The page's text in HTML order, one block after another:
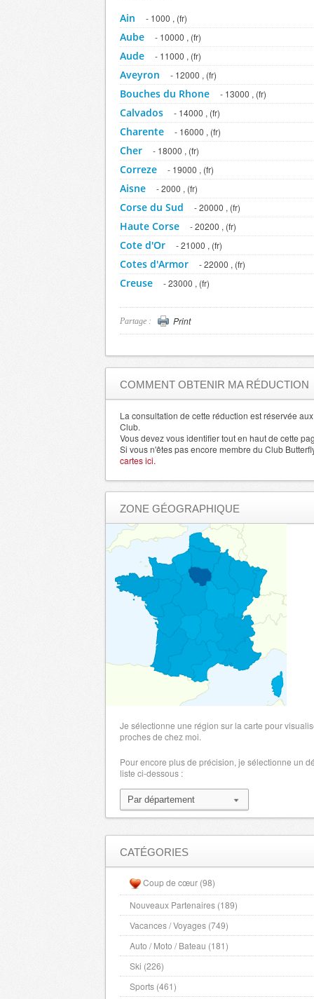
Ain - 1000 , (fr)
Aube - 10000 , (fr)
Aude - 11000 , (fr)
Aveyron - 12000 , (fr)
Bouches du Rhone - 13000 , (fr)
Calvados - 14000 , (fr)
Charente - 16000 , (fr)
Cher - 18000 , (fr)
Correze - 19000 , (fr)
Aisne - 2000 , (fr)
Corse du Sud - 20000 , (fr)
Haute Corse - 20200 , (fr)
Cote d'Or - 21000 , (fr)
Cotes d'Armor - 22000 , (fr)
Creuse - 23000 , (fr)
Doubs - 25000 , (fr)
Eure - 27000 , (fr)
Allier
Gard - 30000 , (fr)
Indre - 36000 , (fr)
Indre et Loire - 37000 , (fr)
Isere - 38000 , (fr)
Alpes de Haute Provence - 4000 , (fr)
Landes - 40000 , (fr)
Loir et Cher - 41000 , (fr)
Loire - 42000 , (fr)
Haute Loire - 43000 , (fr)
LoireAtlantique - 44000 , (fr)
Loiret
- 46000 , (fr)
Lot et Garonne - 47000 , (fr)
Lozere - 48000 , (fr)
Hautes Alpes - 5000 , (fr)
- 50000 , (fr)
Haute Marne - 52000 , (fr)
Mayenne
Meurthe et Moselle
Meuse - 55000 , (fr)
Morbihan - 56000 , (fr)
Moselle
Nievre - 58000 , (fr)
Nord - 59000 , (fr)
Alpes Maritimes - 6000 , (fr)
Oise - 60000 , (fr)
Orne - 61000 , (fr)
Pas de Calais - 62000 , (fr)
Puy de Dome
Pyrenees Atlantiques
Partage : Print
COMMENT OBTENIR MA RÉDUCTION
La consultation de cette réduction est réservée
Club.
Vous devez vous identifier tout en haut de cette
Si vous n'êtes pas encore membre du Club
cartes ici.
ZONE GÉOGRAPHIQUE
Je sélectionne une région sur la carte pour
proches de chez moi.
Pour encore plus de précision, je sélectionne un
liste ci-dessous :
CATÉGORIES
Coup de cœur (98)
Nouveaux Partenaires (189)
Vacances / Voyages (749)
Auto / Moto / Bateau (181)
Ski (226)
Sports (461)